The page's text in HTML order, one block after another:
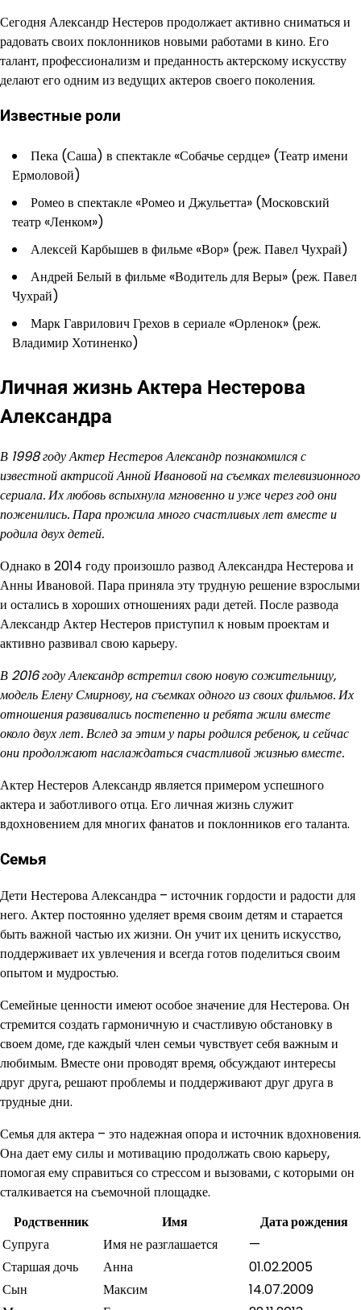
Сегодня Александр Нестеров продолжает активно сниматься и
радовать своих поклонников новыми работами в кино. Его
талант, профессионализм и преданность актерскому искусству
делают его одним из ведущих актеров своего поколения.
Известные роли
Пека (Саша) в спектакле «Собачье сердце» (Театр имени
Ермоловой)
Ромео в спектакле «Ромео и Джульетта» (Московский
театр «Ленком»)
Алексей Карбышев в фильме «Вор» (реж. Павел Чухрай)
Андрей Белый в фильме «Водитель для Веры» (реж. Павел
Чухрай)
Марк Гаврилович Грехов в сериале «Орленок» (реж.
Владимир Хотиненко)
Личная жизнь Актера Нестерова
Александра
В 1998 году Актер Нестеров Александр познакомился с
известной актрисой Анной Ивановой на съемках телевизионного
сериала. Их любовь вспыхнула мгновенно и уже через год они
поженились. Пара прожила много счастливых лет вместе и
родила двух детей.
Однако в 2014 году произошло развод Александра Нестерова и
Анны Ивановой. Пара приняла эту трудную решение взрослыми
и остались в хороших отношениях ради детей. После развода
Александр Актер Нестеров приступил к новым проектам и
активно развивал свою карьеру.
В 2016 году Александр встретил свою новую сожительницу,
модель Елену Смирнову, на съемках одного из своих фильмов. Их
отношения развивались постепенно и ребята жили вместе
около двух лет. Вслед за этим у пары родился ребенок, и сейчас
они продолжают наслаждаться счастливой жизнью вместе.
Актер Нестеров Александр является примером успешного
актера и заботливого отца. Его личная жизнь служит
вдохновением для многих фанатов и поклонников его таланта.
Семья
Дети Нестерова Александра – источник гордости и радости для
него. Актер постоянно уделяет время своим детям и старается
быть важной частью их жизни. Он учит их ценить искусство,
поддерживает их увлечения и всегда готов поделиться своим
опытом и мудростью.
Семейные ценности имеют особое значение для Нестерова. Он
стремится создать гармоничную и счастливую обстановку в
своем доме, где каждый член семьи чувствует себя важным и
любимым. Вместе они проводят время, обсуждают интересы
друг друга, решают проблемы и поддерживают друг друга в
трудные дни.
Семья для актера – это надежная опора и источник вдохновения.
Она дает ему силы и мотивацию продолжать свою карьеру,
помогая ему справиться со стрессом и вызовами, с которыми он
сталкивается на съемочной площадке.
Родственник
Имя
Дата рождения
Супруга
Имя не разглашается
—
Старшая дочь
Анна
01.02.2005
Сын
Максим
14.07.2009